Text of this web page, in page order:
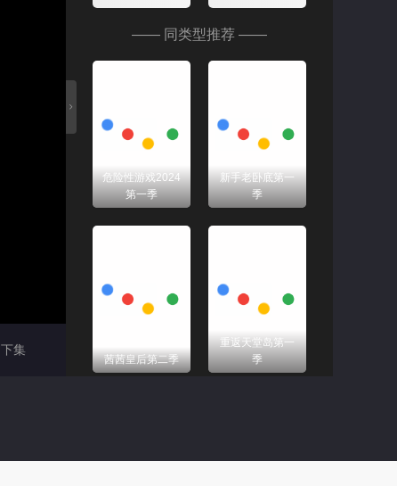
下集
—— 同类型推荐 ——
危险性游戏2024
第一季
新手老卧底第一
季
茜茜皇后第二季
重返天堂岛第一
季